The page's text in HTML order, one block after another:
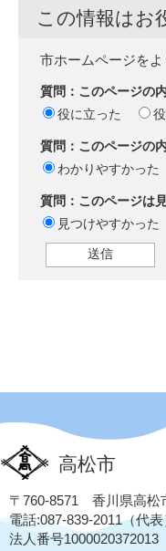
この情報はお
市ホームページを
質問：このページの
役に立った
質問：このページの
わかりやすかった
質問：このページは
見つけやすかった
高松市
〒760-8571 香川県高松
電話:087-839-2011（代
法人番号1000020372013